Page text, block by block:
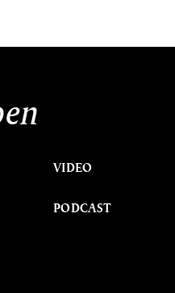
VIDEO
PODCAST